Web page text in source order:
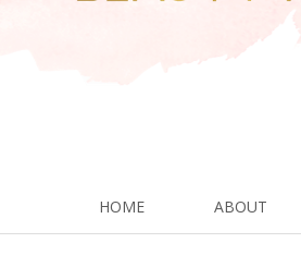
HOME ABOUT